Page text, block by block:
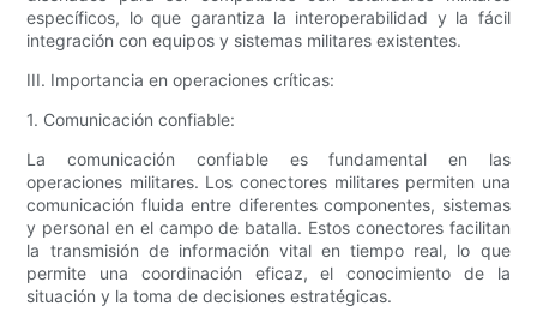
específicos, lo que garantiza la interoperabilidad y la fácil
integración con equipos y sistemas militares existentes.
III. Importancia en operaciones críticas:
1. Comunicación confiable:
La comunicación confiable es fundamental en las
operaciones militares. Los conectores militares permiten una
comunicación fluida entre diferentes componentes, sistemas
y personal en el campo de batalla. Estos conectores facilitan
la transmisión de información vital en tiempo real, lo que
permite una coordinación eficaz, el conocimiento de la
situación y la toma de decisiones estratégicas.